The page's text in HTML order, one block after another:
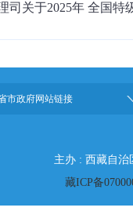
司关于2025年 全国特
市政府网站链接
主办 : 西藏自治
藏ICP备